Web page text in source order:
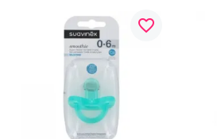
favorite_border